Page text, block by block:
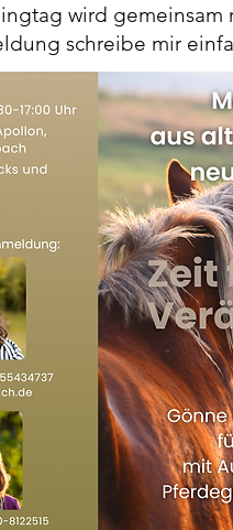
wird gemeinsam
schreibe mir